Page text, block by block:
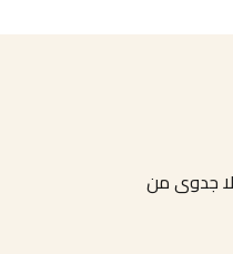
لا جدوى من